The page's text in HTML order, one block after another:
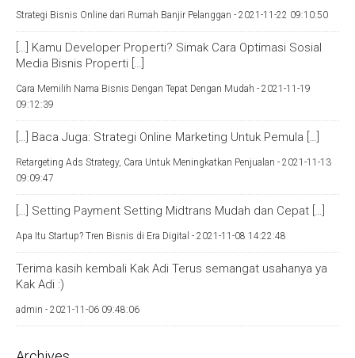
Strategi Bisnis Online dari Rumah Banjir Pelanggan - 2021-11-22 09:10:50
[…] Kamu Developer Properti? Simak Cara Optimasi Sosial
Media Bisnis Properti […]
Cara Memilih Nama Bisnis Dengan Tepat Dengan Mudah - 2021-11-19
09:12:39
[…] Baca Juga: Strategi Online Marketing Untuk Pemula […]
Retargeting Ads Strategy, Cara Untuk Meningkatkan Penjualan - 2021-11-13
09:09:47
[…] Setting Payment Setting Midtrans Mudah dan Cepat […]
Apa Itu Startup? Tren Bisnis di Era Digital - 2021-11-08 14:22:48
Terima kasih kembali Kak Adi Terus semangat usahanya ya
Kak Adi :)
admin - 2021-11-06 09:48:06